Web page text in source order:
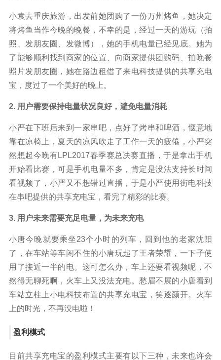
小袁去重庆旅游，出发前她团购了一份万州烤鱼，她决定
将烤鱼当作今晚的晚餐，不幸的是，经过一天的游玩（拍
照、发朋友圈、发微博），她的手机电量已经见底。她为
了能够顺利找到商家的位置、向商家提供团购码、拍晚餐
照片发朋友圈，她在路边租借了来电科技提供的共享充电
宝，度过了一个美好的晚上。
2. 用户需要保持电量状况良好，避免电量消耗
小严在下班后来到一家串吧，点好了烤串和啤酒，惬意地
靠在凉椅上，夏天的凉风吹走了工作一天的疲倦，小严突
然想起今晚有LPL2017春季赛总决赛直播，于是拿出手机
开始看比赛，可是手机电量不多，肯定是没法支持长时间
看视频了，小严又不想错过直播，于是小严使用街电科技
在串吧提供的共享充电宝，看完了精彩的比赛。
3. 用户未来需要充足电量，为未来充电
小唐今晚就要乘坐23个小时的列车，回到他的老家沈阳
了，在车站等车闲不住的小唐玩起了王者荣耀，一下子使
用了接近一半的电。这可怎么办，车上还要看视频呢，不
然得无聊死啊，火车上又没法充电。愁眉不展的小唐看到
车站立柱上小电科技布置的共享充电宝，笑逐颜开。火车
上的时光，不再没电啦！
盈利模式
目前共享充电宝的盈利模式主要有以下三种，未来也许会